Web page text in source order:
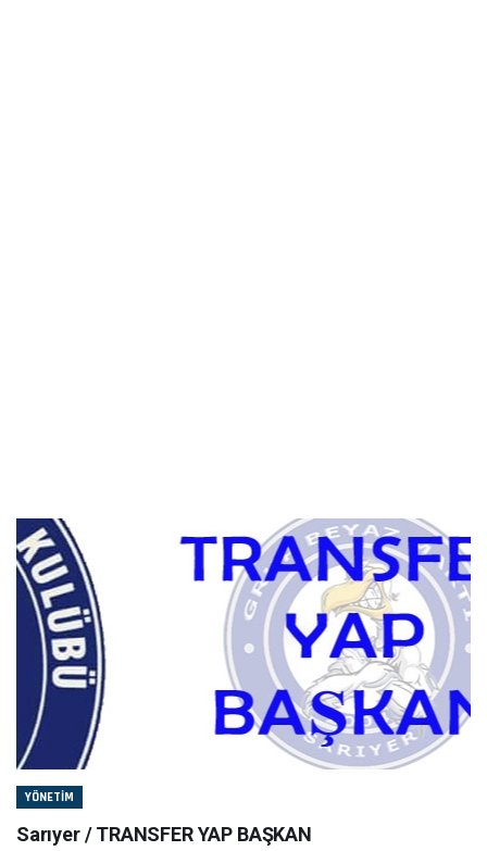
YÖNETIM
Sarıyer / TRANSFER YAP BAŞKAN